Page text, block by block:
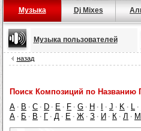
Музыка Dj Mixes
Музыка пользователей
назад
Поиск Композиций по Названию
A · B · C · D · E · F · G · H · · J · K · L ·
А · Б · В · Г · Д · Е · Ж · З · И · К · Л · М